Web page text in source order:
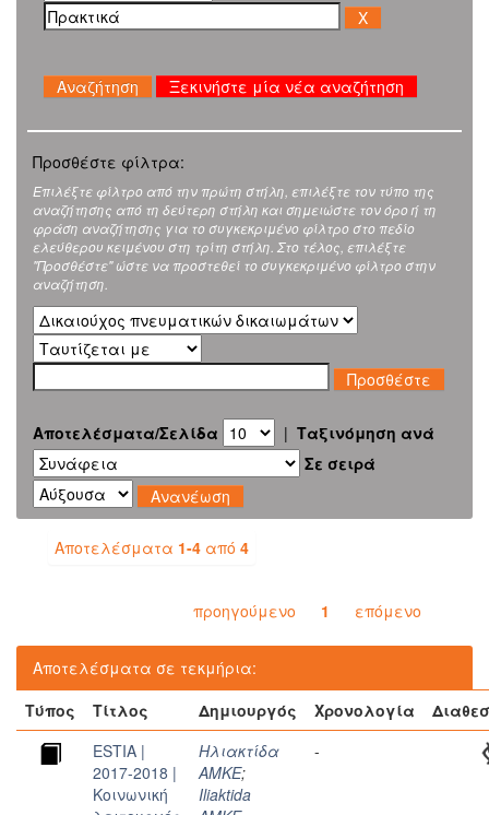
Ξεκινήστε μία νέα αναζήτηση
Προσθέστε φίλτρα:
Επιλέξτε φίλτρο από την πρώτη στήλη, επιλέξτε τον τύπο της
αναζήτησης από τη δεύτερη στήλη και σημειώστε τον όρο ή τη
φράση αναζήτησης για το συγκεκριμένο φίλτρο στο πεδίο
ελεύθερου κειμένου στη τρίτη στήλη. Στο τέλος, επιλέξτε
"Προσθέστε" ώστε να προστεθεί το συγκεκριμένο φίλτρο στην
αναζήτηση.
Αποτελέσματα/Σελίδα | Ταξινόμηση ανά
Σε σειρά
Αποτελέσματα 1-4 από 4
προηγούμενο 1 επόμενο
Αποτελέσματα σε τεκμήρια:
Τύπος
Τίτλος Δημιουργός Χρονολογία
ESTIA |
2017-2018 |
Κοινωνική
Ηλιακτίδα
ΑΜΚΕ;
Iliaktida
-